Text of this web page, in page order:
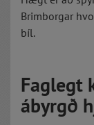
Brimborgar
bíl.
Faglegt
ábyrgð